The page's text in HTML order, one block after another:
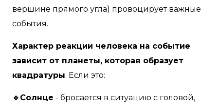
вершине прямого угла) провоцирует важные
события.
Характер реакции человека на событие
зависит от планеты, которая образует
квадратуры. Если это:
🔹Солнце - бросается в ситуацию с головой,